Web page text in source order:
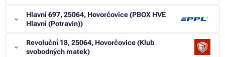
Hlavní 697, 25064, Hovorčovice (PBOX HVE
Hlavní (Potravin))
Revoluční 18, 25064, Hovorčovice (Klub
svobodných matek)